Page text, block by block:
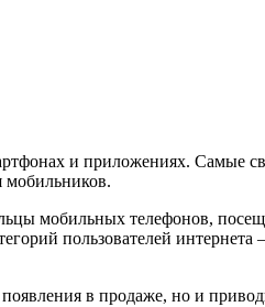
и приложениях. Самые
мобильных телефонов,
пользователей
в продаже, но и